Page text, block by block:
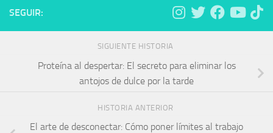
SEGUIR:
SIGUIENTE HISTORIA
Proteína al despertar: El secreto para eliminar los
antojos de dulce por la tarde
HISTORIA ANTERIOR
El arte de desconectar: Cómo poner límites al trabajo